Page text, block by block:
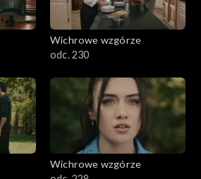
Wichrowe wzgórze
odc. 230
Wichrowe wzgórze